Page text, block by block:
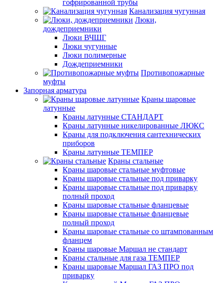
гофрированной трубы
Канализация чугунная
Люки,
дождеприемники
Люки ВЧШГ
Люки чугунные
Люки полимерные
Дождеприемники
Противопожарные
муфты
Запорная арматура
Краны шаровые
латунные
Краны латунные СТАНДАРТ
Краны латунные никелированные ЛЮКС
Краны для подключения сантехнических
приборов
Краны латунные ТЕМПЕР
Краны стальные
Краны шаровые стальные муфтовые
Краны шаровые стальные под приварку
Краны шаровые стальные под приварку
полный проход
Краны шаровые стальные фланцевые
Краны шаровые стальные фланцевые
полный проход
Краны шаровые стальные со штампованным
фланцем
Краны шаровые Маршал не стандарт
Краны стальные для газа ТЕМПЕР
Краны шаровые Маршал ГАЗ ПРО под
приварку